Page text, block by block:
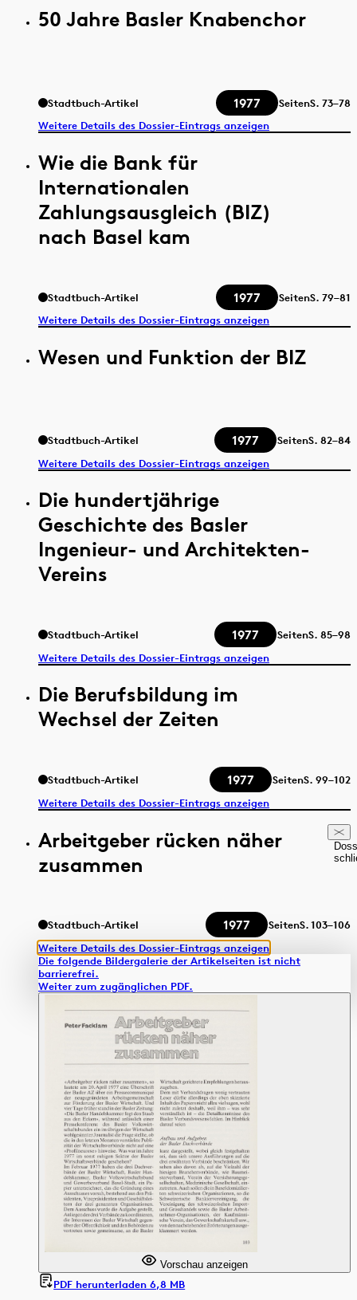
50 Jahre Basler Knabenchor
Stadtbuch-Artikel 1977 SeitenS. 73–78
Weitere Details des Dossier-Eintrags anzeigen
Wie die Bank für
Internationalen
Zahlungsausgleich (BIZ)
nach Basel kam
Stadtbuch-Artikel 1977 SeitenS. 79–81
Weitere Details des Dossier-Eintrags anzeigen
Wesen und Funktion der BIZ
Stadtbuch-Artikel 1977 SeitenS. 82–84
Weitere Details des Dossier-Eintrags anzeigen
Die hundertjährige
Geschichte des Basler
Ingenieur- und Architekten-
Vereins
Stadtbuch-Artikel 1977 SeitenS. 85–98
Weitere Details des Dossier-Eintrags anzeigen
Die Berufsbildung im
Wechsel der Zeiten
Stadtbuch-Artikel 1977 SeitenS. 99–102
Weitere Details des Dossier-Eintrags anzeigen
Arbeitgeber rücken näher
zusammen
Stadtbuch-Artikel 1977 SeitenS.103–106
Weitere Details des Dossier-Eintrags anzeigen
Die folgende Bildergalerie der Artikelseiten ist nicht
barrierefrei.
Weiter zum zugänglichen PDF.
Vorschau anzeigen
PDF herunterladen 6,8 MB